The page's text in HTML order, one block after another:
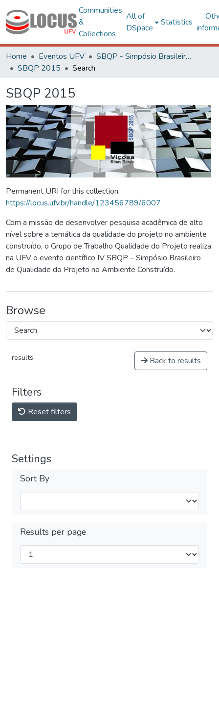
Communities
&
Collections
All of
DSpace
Statistics
Home Eventos UFV
SBQP - Simpósio Brasileiro de Qualidade do Projeto no Ambiente Construído
SBQP 2015
Search
SBQP 2015
Permanent URI for this collection
https://locus.ufv.br/handle/123456789/6007
Com a missão de desenvolver pesquisa acadêmica de alto
nível sobre a temática da qualidade do projeto no ambiente
construído, o Grupo de Trabalho Qualidade do Projeto realiza
na UFV o evento científico IV SBQP – Simpósio Brasileiro
de Qualidade do Projeto no Ambiente Construído.
Browse
results Back to results
Filters
Reset filters
Settings
Sort By
Results per page